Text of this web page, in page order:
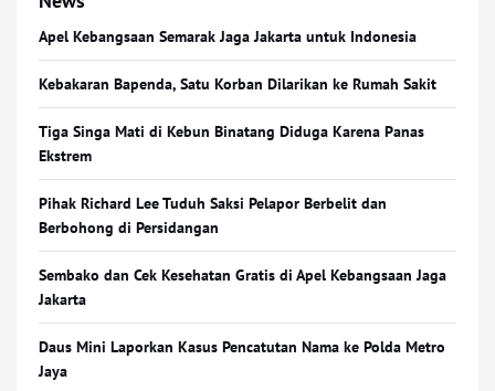
Apel Kebangsaan Semarak Jaga Jakarta untuk Indonesia
Kebakaran Bapenda, Satu Korban Dilarikan ke Rumah Sakit
Tiga Singa Mati di Kebun Binatang Diduga Karena Panas
Ekstrem
Pihak Richard Lee Tuduh Saksi Pelapor Berbelit dan
Berbohong di Persidangan
Sembako dan Cek Kesehatan Gratis di Apel Kebangsaan Jaga
Jakarta
Daus Mini Laporkan Kasus Pencatutan Nama ke Polda Metro
Jaya